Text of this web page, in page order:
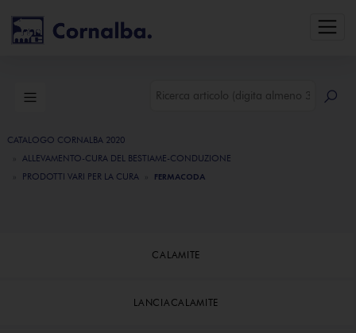
CATALOGO CORNALBA 2020
ALLEVAMENTO-CURA DEL BESTIAME-CONDUZIONE
PRODOTTI VARI PER LA CURA
FERMACODA
CALAMITE
LANCIACALAMITE